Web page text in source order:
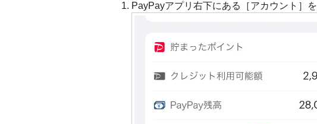
PayPayアプリ右下にある［アカウント］